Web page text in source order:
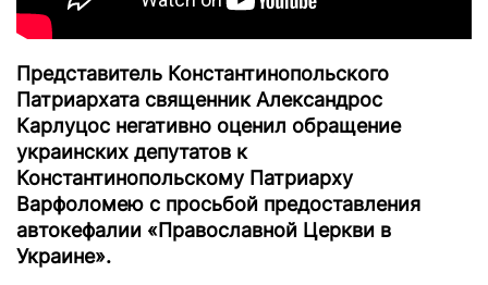
Представитель Константинопольского
Патриархата священник Александрос
Карлуцос негативно оценил обращение
украинских депутатов к
Константинопольскому Патриарху
Варфоломею с просьбой предоставления
автокефалии «Православной Церкви в
Украине».